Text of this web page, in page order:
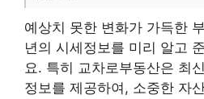
예상치 못한 변화가 가득한
년의 시세정보를 미리 알고
요. 특히 교차로부동산은 최
정보를 제공하여, 소중한 자